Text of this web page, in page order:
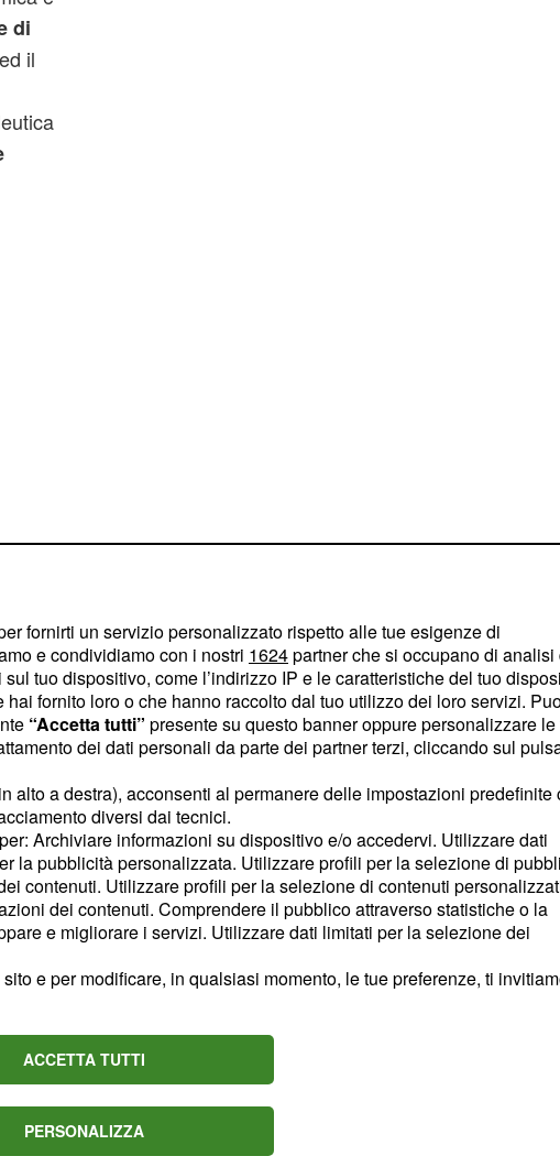
di
il
a
fornirti un servizio personalizzato rispetto alle tue esigenze di
e condividiamo con i nostri 1624partner che si occupano di analisi
tuo dispositivo, come l’indirizzo IP e le caratteristiche del tuo
fornito loro o che hanno raccolto dal tuo utilizzo dei loro servizi.
“Accetta tutti” presente su questo banner oppure personalizzare le
dei dati personali da parte dei partner terzi, cliccando sul
in alto a destra), acconsenti al permanere delle impostazioni predefinite
diversi dai tecnici.
Archiviare informazioni su dispositivo e/o accedervi. Utilizzare dati
la pubblicità personalizzata. Utilizzare profili per la selezione di
contenuti. Utilizzare profili per la selezione di contenuti
dei contenuti. Comprendere il pubblico attraverso statistiche o la
e migliorare i servizi. Utilizzare dati limitati per la selezione dei
e per modificare, in qualsiasi momento, le tue preferenze, ti
ACCETTA TUTTI
PERSONALIZZA